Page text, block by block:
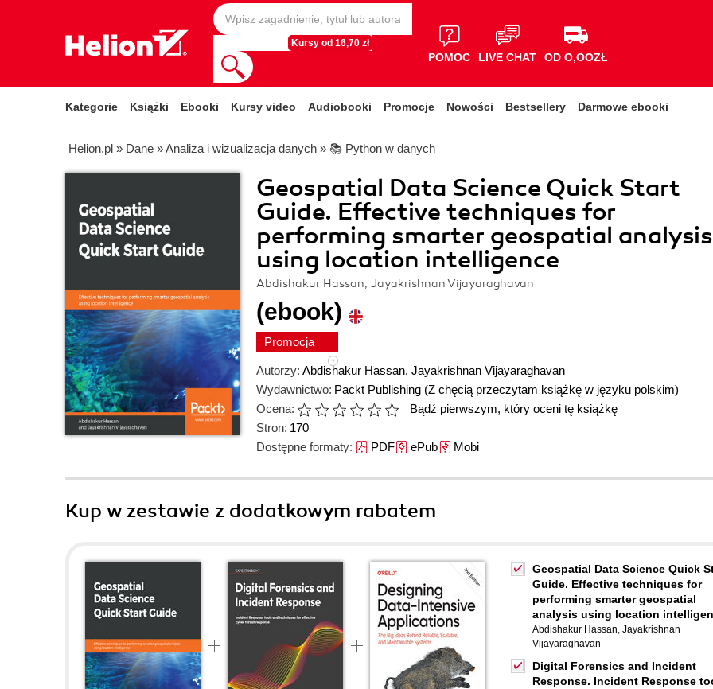
Kursy od 16,70 zł
POMOC LIVE CHAT OD O,OOZŁ
Kategorie Książki Ebooki Kursy video Audiobooki Promocje Nowości Bestsellery Darmowe ebooki
Helion.pl » Dane »Analiza i wizualizacja danych » 📚 Python w danych
Geospatial Data Science Quick Start
Guide. Effective techniques for
performing smarter geospatial analysis
using location intelligence
Abdishakur Hassan, Jayakrishnan Vijayaraghavan
(ebook)
Promocja
Autorzy: Abdishakur Hassan, Jayakrishnan Vijayaraghavan
Wydawnictwo: Packt Publishing (Z chęcią przeczytam książkę w języku polskim)
Ocena:
Bądź pierwszym, który oceni tę książkę
Stron: 170
Dostępne formaty: PDFePubMobi
Kup w zestawie z dodatkowym rabatem
Geospatial Data Science Quick
Guide. Effective techniques for
performing smarter geospatial
analysis using location
Abdishakur Hassan, Jayakrishnan
Vijayaraghavan
Digital Forensics and Incident
Response. Incident Response